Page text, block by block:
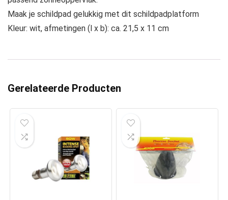
Maak je schildpad gelukkig met dit schildpadplatform
Kleur: wit, afmetingen (l x b): ca. 21,5 x 11 cm
Gerelateerde Producten